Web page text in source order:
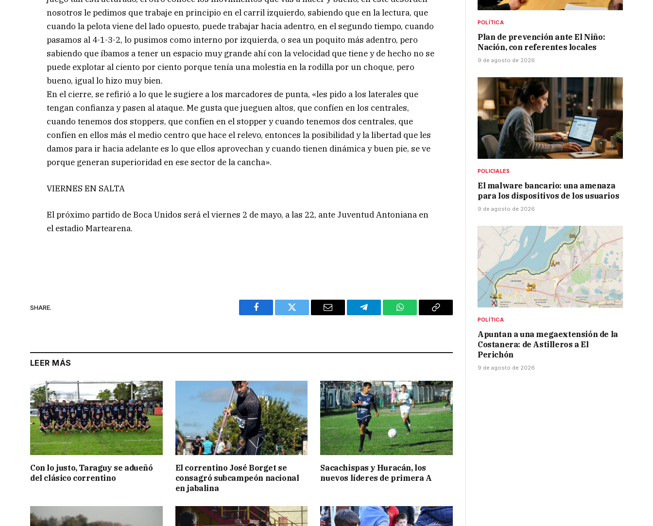
nosotros le pedimos que trabaje en principio en el carril izquierdo, sabiendo que en la lectura, que
cuando la pelota viene del lado opuesto, puede trabajar hacia adentro, en el segundo tiempo, cuando
pasamos al 4-1-3-2, lo pusimos como interno por izquierda, o sea un poquito más adentro, pero
sabiendo que íbamos a tener un espacio muy grande ahí con la velocidad que tiene y de hecho no se
puede explotar al ciento por ciento porque tenía una molestia en la rodilla por un choque, pero
bueno, igual lo hizo muy bien.
En el cierre, se refirió a lo que le sugiere a los marcadores de punta, «les pido a los laterales que
tengan confianza y pasen al ataque. Me gusta que jueguen altos, que confíen en los centrales,
cuando tenemos dos stoppers, que confíen en el stopper y cuando tenemos dos centrales, que
confíen en ellos más el medio centro que hace el relevo, entonces la posibilidad y la libertad que les
damos para ir hacia adelante es lo que ellos aprovechan y cuando tienen dinámica y buen pie, se ve
porque generan superioridad en ese sector de la cancha».
VIERNES EN SALTA
El próximo partido de Boca Unidos será el viernes 2 de mayo, a las 22, ante Juventud Antoniana en
el estadio Martearena.
SHARE.
Facebook Twitter Email Telegram WhatsAppCopy
LEER MÁS
Con lo justo, Taraguy se adueñó
del clásico correntino
El correntino José Borget se
consagró subcampeón nacional
en jabalina
Sacachispas y Huracán, los
nuevos líderes de primera A
POLÍTICA
Plan de prevención ante El Niño:
Nación, con referentes locales
9 de agosto de 2026
POLICIALES
El malware bancario: una amenaza
para los dispositivos de los usuarios
9 de agosto de 2026
POLÍTICA
Apuntan a una megaextensión de la
Costanera: de Astilleros a El
Perichón
9 de agosto de 2026